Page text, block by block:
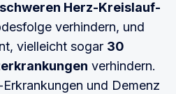
Herz-Kreislauf-
verhindern, und
vielleicht sogar 30
verhindern.
und Demenz